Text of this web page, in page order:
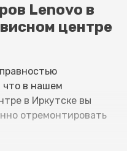
Lenovo в
центре
что в нашем
в Иркутске вы
отремонтировать